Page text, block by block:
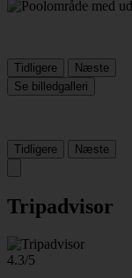
Tidligere
Næste
Se billedgalleri
Tidligere Næste
Tripadvisor
4.3/5